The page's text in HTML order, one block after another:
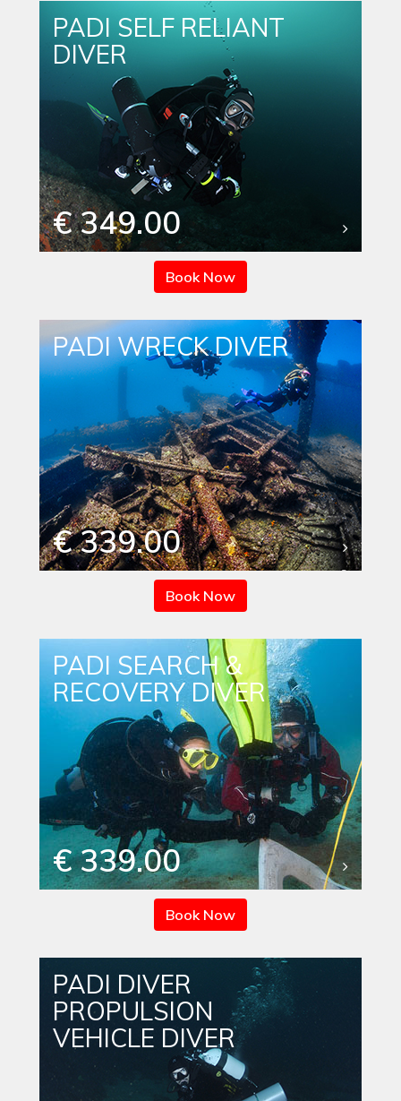
PADI SELF RELIANT
DIVER
€ 349.00
Book Now
PADI WRECK DIVER
€ 339.00
Book Now
PADI SEARCH &
RECOVERY DIVER
€ 339.00
Book Now
PADI DIVER
PROPULSION
VEHICLE DIVER